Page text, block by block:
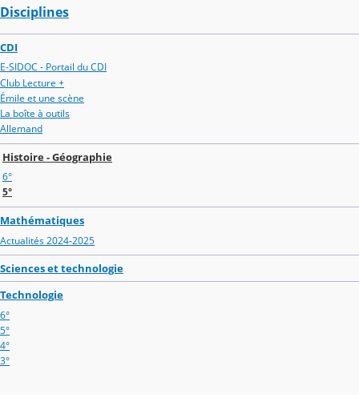
Disciplines
CDI
E-SIDOC - Portail du CDI
Club Lecture +
Émile et une scène
La boîte à outils
Allemand
Histoire - Géographie
6°
5°
Mathématiques
Actualités 2024-2025
Sciences et technologie
Technologie
6°
5°
4°
3°